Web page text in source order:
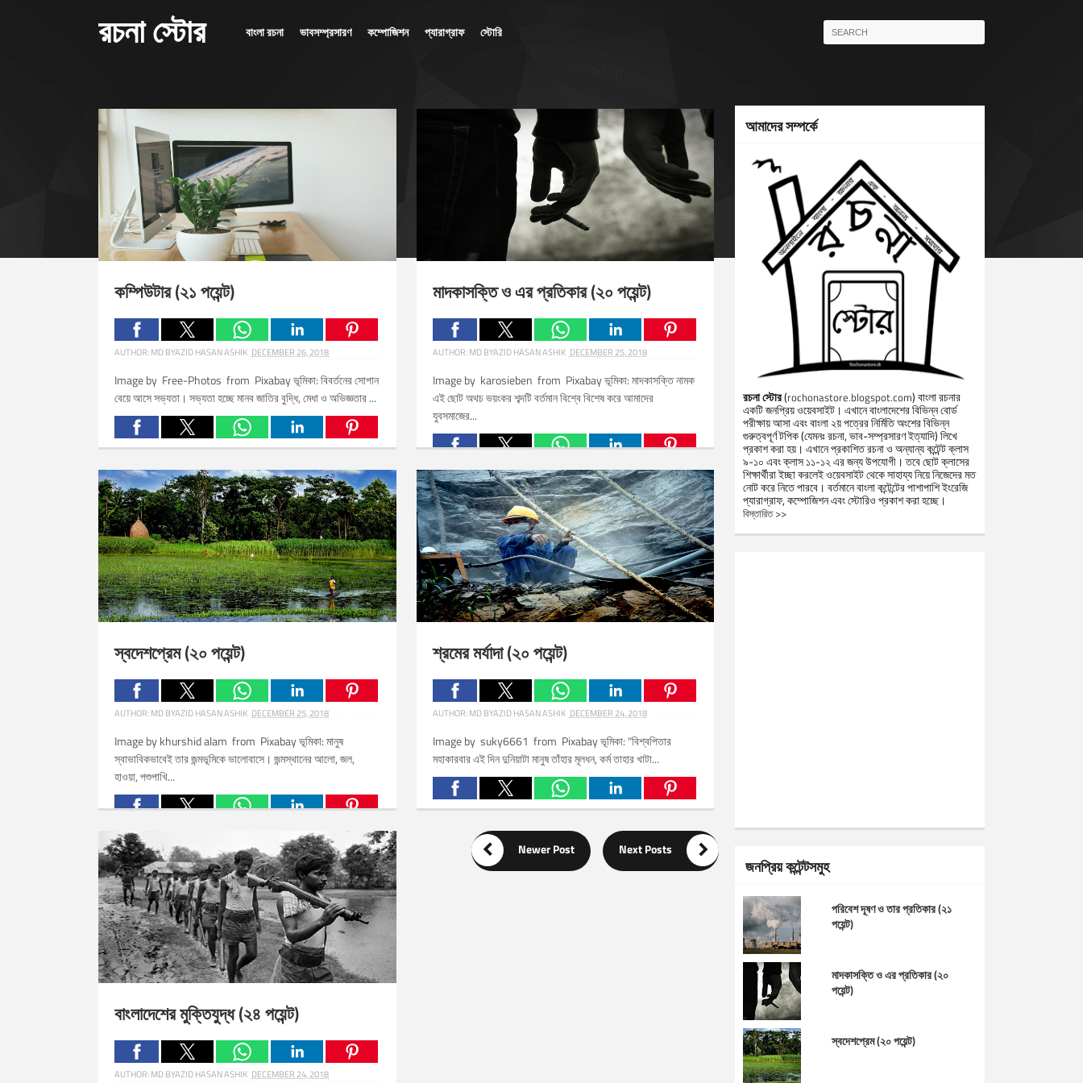
রচনা স্টোর বাংলা রচনা ভাবসম্প্রসারণ কম্পোজিশন প্যারাগ্রাফ স্টোরি
কম্পিউটার (২১ পয়েন্ট)
AUTHOR:MD BYAZID HASAN ASHIK DECEMBER 26, 2018
Image by Free-Photos from Pixabay ভূমিকা: বিবর্তনের সোপান
বেয়ে আসে সভ্যতা। সভ্যতা হচ্ছে মানব জাতির বুদ্ধি, মেধা ও অভিজ্ঞতার ...
Related Posts:
মাদকাসক্তি ও এর প্রতিকার (২০ পয়েন্ট)
AUTHOR:MD BYAZID HASAN ASHIK DECEMBER 25, 2018
Image by karosieben from Pixabay ভূমিকা: মাদকাসক্তি নামক
এই ছোট অথচ ভয়ংকর শব্দটি বর্তমান বিশ্বে বিশেষ করে আমাদের
যুবসমাজের...
Related Posts:
স্বদেশপ্রেম (২০ পয়েন্ট)
AUTHOR:MD BYAZID HASAN ASHIK DECEMBER 25, 2018
Image by khurshid alam from Pixabay ভূমিকা: মানুষ
স্বাভাবিকভাবেই তার জন্মভূমিকে ভালোবাসে। জন্মস্থানের আলো, জল,
হাওয়া, পশুপাখি...
Related Posts:
শ্রমের মর্যাদা (২০ পয়েন্ট)
AUTHOR:MD BYAZID HASAN ASHIK DECEMBER 24, 2018
Image by suky6661 from Pixabay ভূমিকা: "বিশ্বপিতার
মহাকারবার এই দিন দুনিয়াটা মানুষ তাঁহার মূলধন, কর্ম তাহার খাটা...
Related Posts:
বাংলাদেশের মুক্তিযুদ্ধ (২৪ পয়েন্ট)
AUTHOR:MD BYAZID HASAN ASHIK DECEMBER 24, 2018
 Newer Post Next Posts 
আমাদের সম্পর্কে
রচনা স্টোর(rochonastore.blogspot.com) বাংলা রচনার
একটি জনপ্রিয় ওয়েবসাইট। এখানে বাংলাদেশের বিভিন্ন বোর্ড
পরীক্ষায় আসা এবং বাংলা ২য় পত্রের নির্মিতি অংশের বিভিন্ন
গুরুত্বপূর্ণ টপিক (যেমনঃ রচনা, ভাব-সম্প্রসারণ ইত্যাদি) লিখে
প্রকাশ করা হয়। এখানে প্রকাশিত রচনা ও অন্যান্য কন্টেন্ট ক্লাস
৯-১০ এবং ক্লাস ১১-১২ এর জন্য উপযোগী। তবে ছোট ক্লাসের
শিক্ষার্থীরা ইচ্ছা করলেই ওয়েবসাইট থেকে সাহায্য নিয়ে নিজেদের মত
নোট করে নিতে পারবে। বর্তমানে বাংলা কন্টেন্টের পাশাপাশি ইংরেজি
প্যারাগ্রাফ, কম্পোজিশন এবং স্টোরিও প্রকাশ করা হচ্ছে।
বিস্তারিত >>
জনপ্রিয় কন্টেন্টসমুহ
পরিবেশ দূষণ ও তার প্রতিকার (২১
পয়েন্ট)
মাদকাসক্তি ও এর প্রতিকার (২০
পয়েন্ট)
স্বদেশপ্রেম (২০ পয়েন্ট)